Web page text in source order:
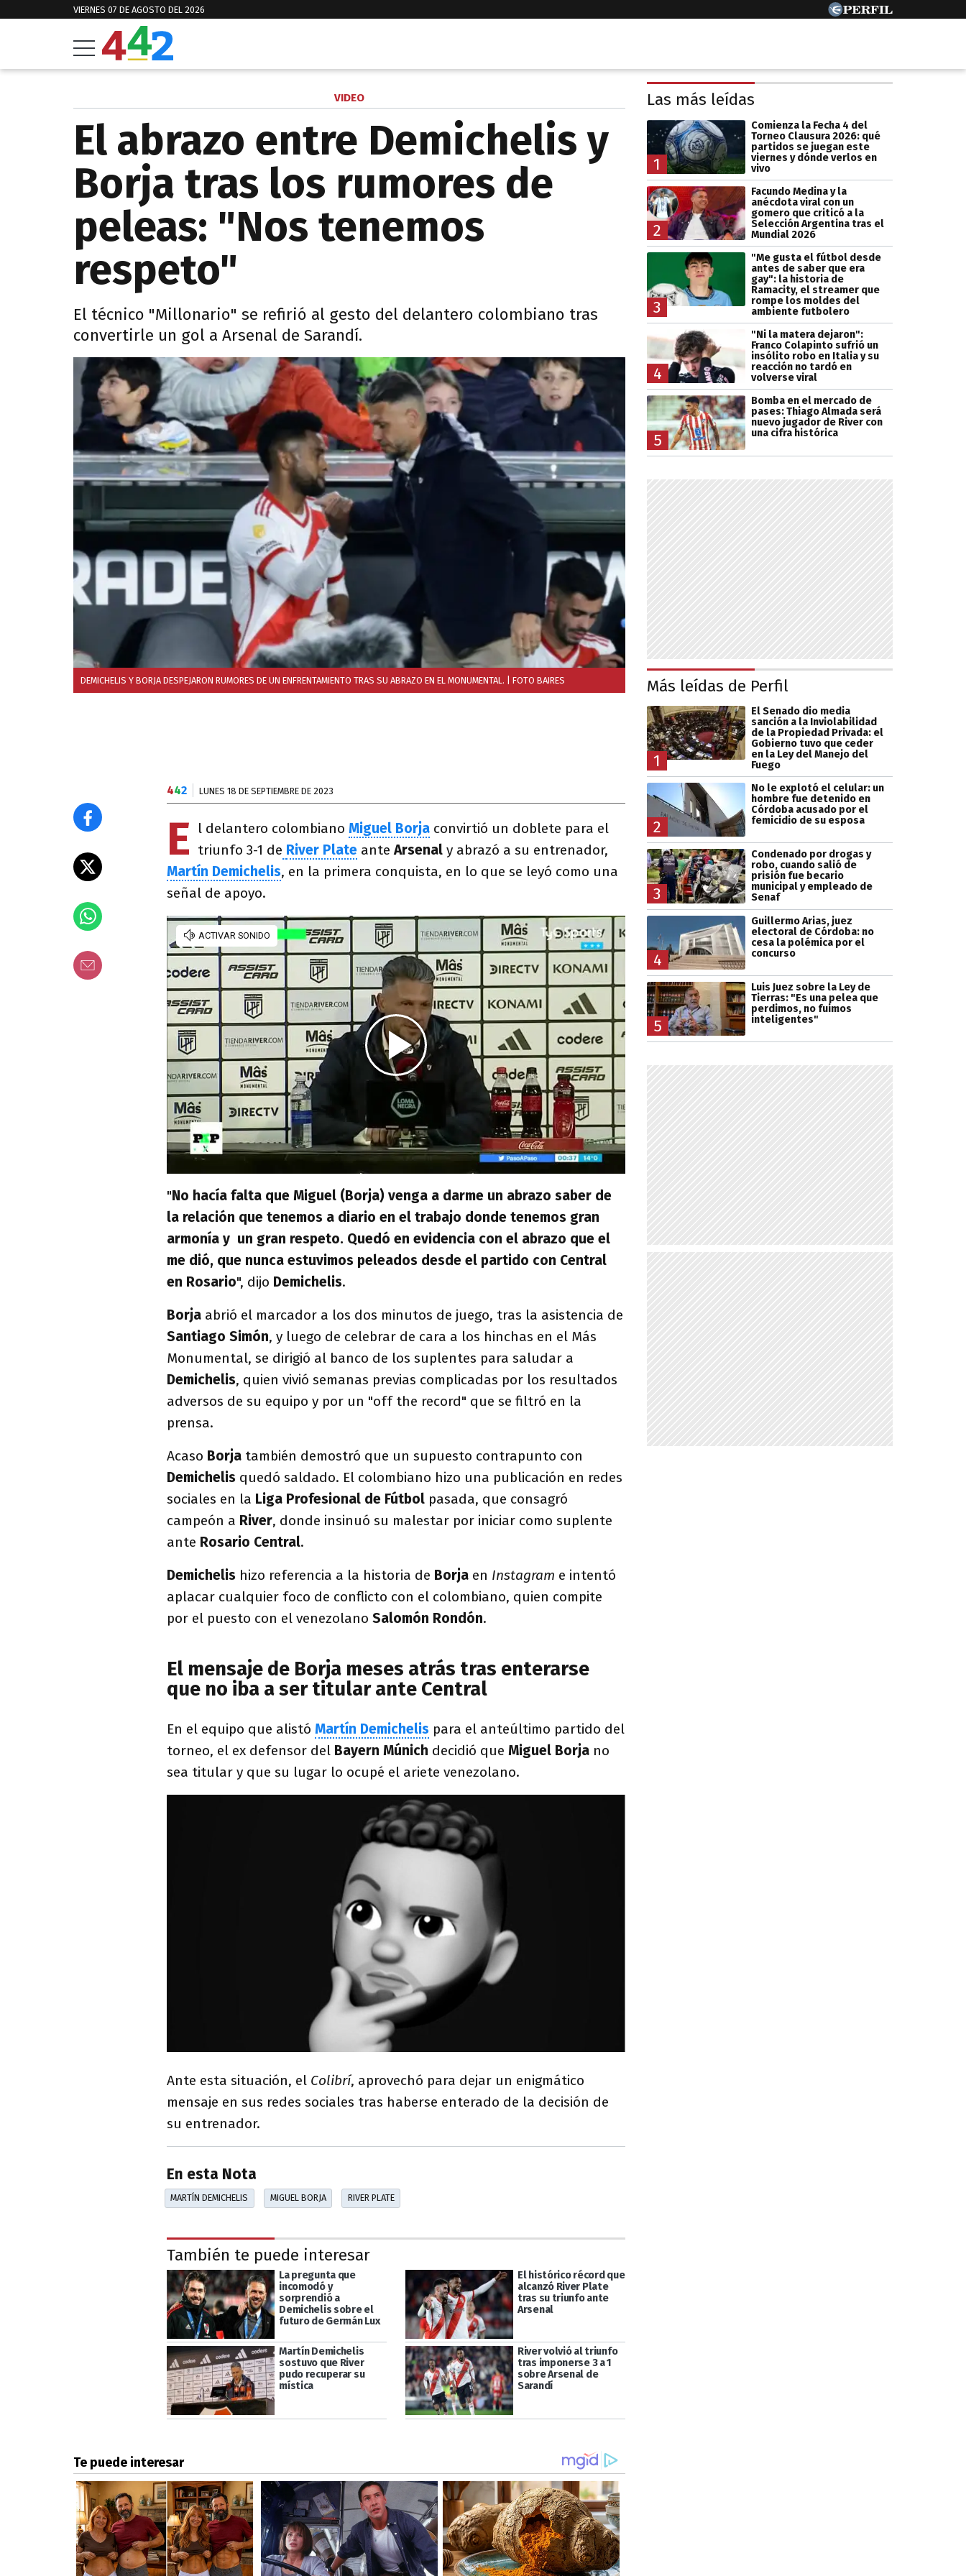
VIERNES 07 DE AGOSTO DEL 2026
VIDEO
El abrazo entre Demichelis y
Borja tras los rumores de
peleas: "Nos tenemos
respeto"
El técnico "Millonario" se refirió al gesto del delantero colombiano tras
convertirle un gol a Arsenal de Sarandí.
DEMICHELIS Y BORJA DESPEJARON RUMORES DE UN ENFRENTAMIENTO TRAS SU ABRAZO EN EL MONUMENTAL. | FOTO BAIRES
442 LUNES 18 DE SEPTIEMBRE DE 2023
E l delantero colombiano Miguel Borja convirtió un doblete para el
triunfo 3-1 de River Plate anteArsenal y abrazó a su entrenador,
Martín Demichelis, en la primera conquista, en lo que se leyó como una
señal de apoyo.
"No hacía falta que Miguel (Borja) venga a darme un abrazo saber de
la relación que tenemos a diario en el trabajo donde tenemos gran
armonía y un gran respeto. Quedó en evidencia con el abrazo que el
me dió, que nunca estuvimos peleados desde el partido con Central
en Rosario", dijo Demichelis.
Borja abrió el marcador a los dos minutos de juego, tras la asistencia de
Santiago Simón, y luego de celebrar de cara a los hinchas en el Más
Monumental, se dirigió al banco de los suplentes para saludar a
Demichelis, quien vivió semanas previas complicadas por los resultados
adversos de su equipo y por un "off the record" que se filtró en la
prensa.
Acaso Borja también demostró que un supuesto contrapunto con
Demichelis quedó saldado. El colombiano hizo una publicación en redes
sociales en la Liga Profesional de Fútbol pasada, que consagró
campeón a River, donde insinuó su malestar por iniciar como suplente
ante Rosario Central.
Demichelis hizo referencia a la historia de Borja en Instagram e intentó
aplacar cualquier foco de conflicto con el colombiano, quien compite
por el puesto con el venezolano Salomón Rondón.
El mensaje de Borja meses atrás tras enterarse
que no iba a ser titular ante Central
En el equipo que alistó Martín Demichelis para el anteúltimo partido del
torneo, el ex defensor del Bayern Múnich decidió que Miguel Borja no
sea titular y que su lugar lo ocupé el ariete venezolano.
Ante esta situación, el Colibrí, aprovechó para dejar un enigmático
mensaje en sus redes sociales tras haberse enterado de la decisión de
su entrenador.
En esta Nota
MARTÍN DEMICHELIS MIGUEL BORJA RIVER PLATE
También te puede interesar
La pregunta que
incomodó y
sorprendió a
Demichelis sobre el
futuro de Germán Lux
El histórico récord que
alcanzó River Plate
tras su triunfo ante
Arsenal
Martín Demichelis
sostuvo que River
pudo recuperar su
mística
River volvió al triunfo
tras imponerse 3 a 1
sobre Arsenal de
Sarandí
Las más leídas
1
Comienza la Fecha 4 del
Torneo Clausura 2026: qué
partidos se juegan este
viernes y dónde verlos en
vivo
2
Facundo Medina y la
anécdota viral con un
gomero que criticó a la
Selección Argentina tras el
Mundial 2026
3
"Me gusta el fútbol desde
antes de saber que era
gay": la historia de
Ramacity, el streamer que
rompe los moldes del
ambiente futbolero
4
"Ni la matera dejaron":
Franco Colapinto sufrió un
insólito robo en Italia y su
reacción no tardó en
volverse viral
5
Bomba en el mercado de
pases: Thiago Almada será
nuevo jugador de River con
una cifra histórica
Más leídas de Perfil
1
El Senado dio media
sanción a la Inviolabilidad
de la Propiedad Privada: el
Gobierno tuvo que ceder
en la Ley del Manejo del
Fuego
2
No le explotó el celular: un
hombre fue detenido en
Córdoba acusado por el
femicidio de su esposa
3
Condenado por drogas y
robo, cuando salió de
prisión fue becario
municipal y empleado de
Senaf
4
Guillermo Arias, juez
electoral de Córdoba: no
cesa la polémica por el
concurso
5
Luis Juez sobre la Ley de
Tierras: "Es una pelea que
perdimos, no fuimos
inteligentes"